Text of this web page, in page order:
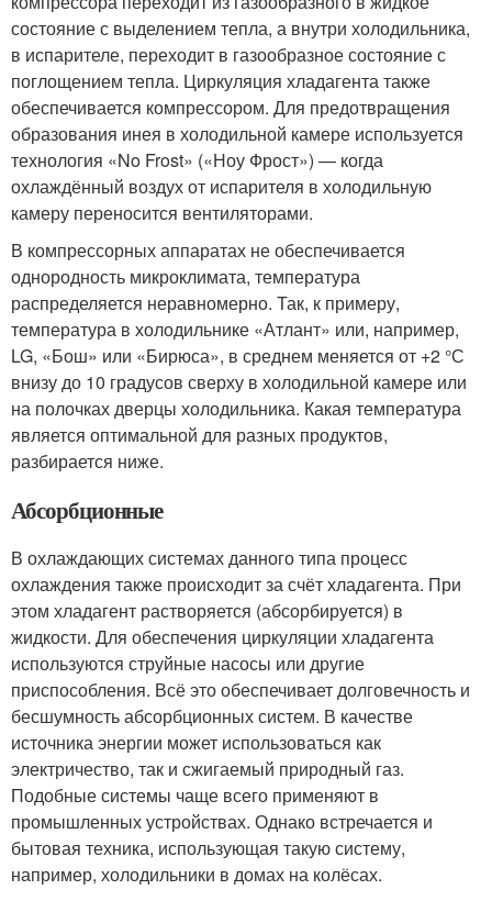
состояние с выделением тепла, а внутри холодильника,
в испарителе, переходит в газообразное состояние с
поглощением тепла. Циркуляция хладагента также
обеспечивается компрессором. Для предотвращения
образования инея в холодильной камере используется
технология «No Frost» («Ноу Фрост») — когда
охлаждённый воздух от испарителя в холодильную
камеру переносится вентиляторами.
В компрессорных аппаратах не обеспечивается
однородность микроклимата, температура
распределяется неравномерно. Так, к примеру,
температура в холодильнике «Атлант» или, например,
LG, «Бош» или «Бирюса», в среднем меняется от +2 °С
внизу до 10 градусов сверху в холодильной камере или
на полочках дверцы холодильника. Какая температура
является оптимальной для разных продуктов,
разбирается ниже.
Абсорбционные
В охлаждающих системах данного типа процесс
охлаждения также происходит за счёт хладагента. При
этом хладагент растворяется (абсорбируется) в
жидкости. Для обеспечения циркуляции хладагента
используются струйные насосы или другие
приспособления. Всё это обеспечивает долговечность и
бесшумность абсорбционных систем. В качестве
источника энергии может использоваться как
электричество, так и сжигаемый природный газ.
Подобные системы чаще всего применяют в
промышленных устройствах. Однако встречается и
бытовая техника, использующая такую систему,
например, холодильники в домах на колёсах.